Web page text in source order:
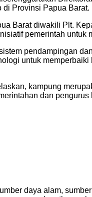
di Provinsi Papua Barat.
Barat diwakili Plt.
pemerintah untuk
pendampingan
untuk
kampung
dan pengurus
daya alam,